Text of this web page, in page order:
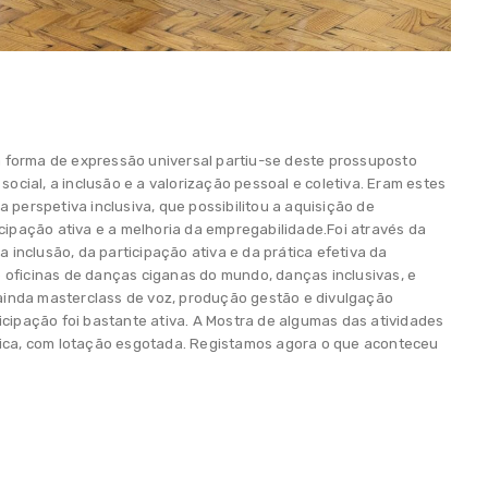
de expressão universal partiu-se deste prossuposto
a inclusão e a valorização pessoal e coletiva. Eram estes
perspetiva inclusiva, que possibilitou a aquisição de
ativa e a melhoria da empregabilidade.Foi através da
inclusão, da participação ativa e da prática efetiva da
de danças ciganas do mundo, danças inclusivas, e
masterclass de voz, produção gestão e divulgação
foi bastante ativa. A Mostra de algumas das atividades
com lotação esgotada. Registamos agora o que aconteceu